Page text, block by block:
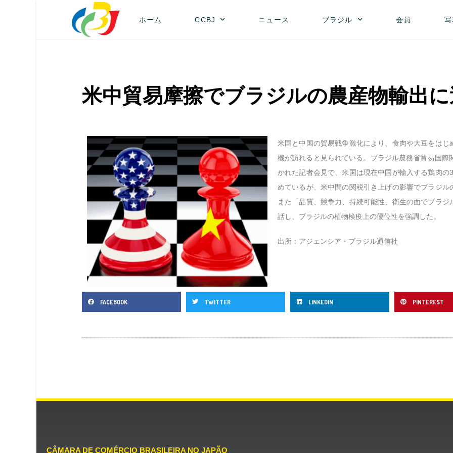
ホーム CCBJ ニュース ブラジル 会員
米中貿易摩擦でブラジルの農産物輸出
米国と中国の貿易戦争激化により、食肉や大豆をは
機が訪れると見られている。ブラジル農務省貿易国際
かれた記者会見で、米国は現在中国が輸入する鶏肉の
めているが、米中間の関税引き上げの影響でブラジル
また「品質、競争力、持続可能性、衛生の面でブラ
話し、ブラジルの植物検疫上の優位性を強調した。
出所：アジェンシア・ブラジル通信社
FACEBOOK TWITTER LINKEDIN PINTEREST
CÂMARA DE COMÉRCIO BRASILEIRA NO JAPÃO